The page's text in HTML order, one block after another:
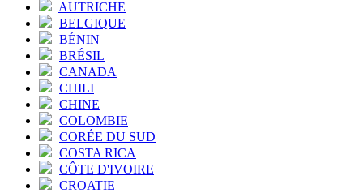
AUTRICHE
BELGIQUE
BÉNIN
BRÉSIL
CANADA
CHILI
CHINE
COLOMBIE
CORÉE DU SUD
COSTA RICA
CÔTE D'IVOIRE
CROATIE